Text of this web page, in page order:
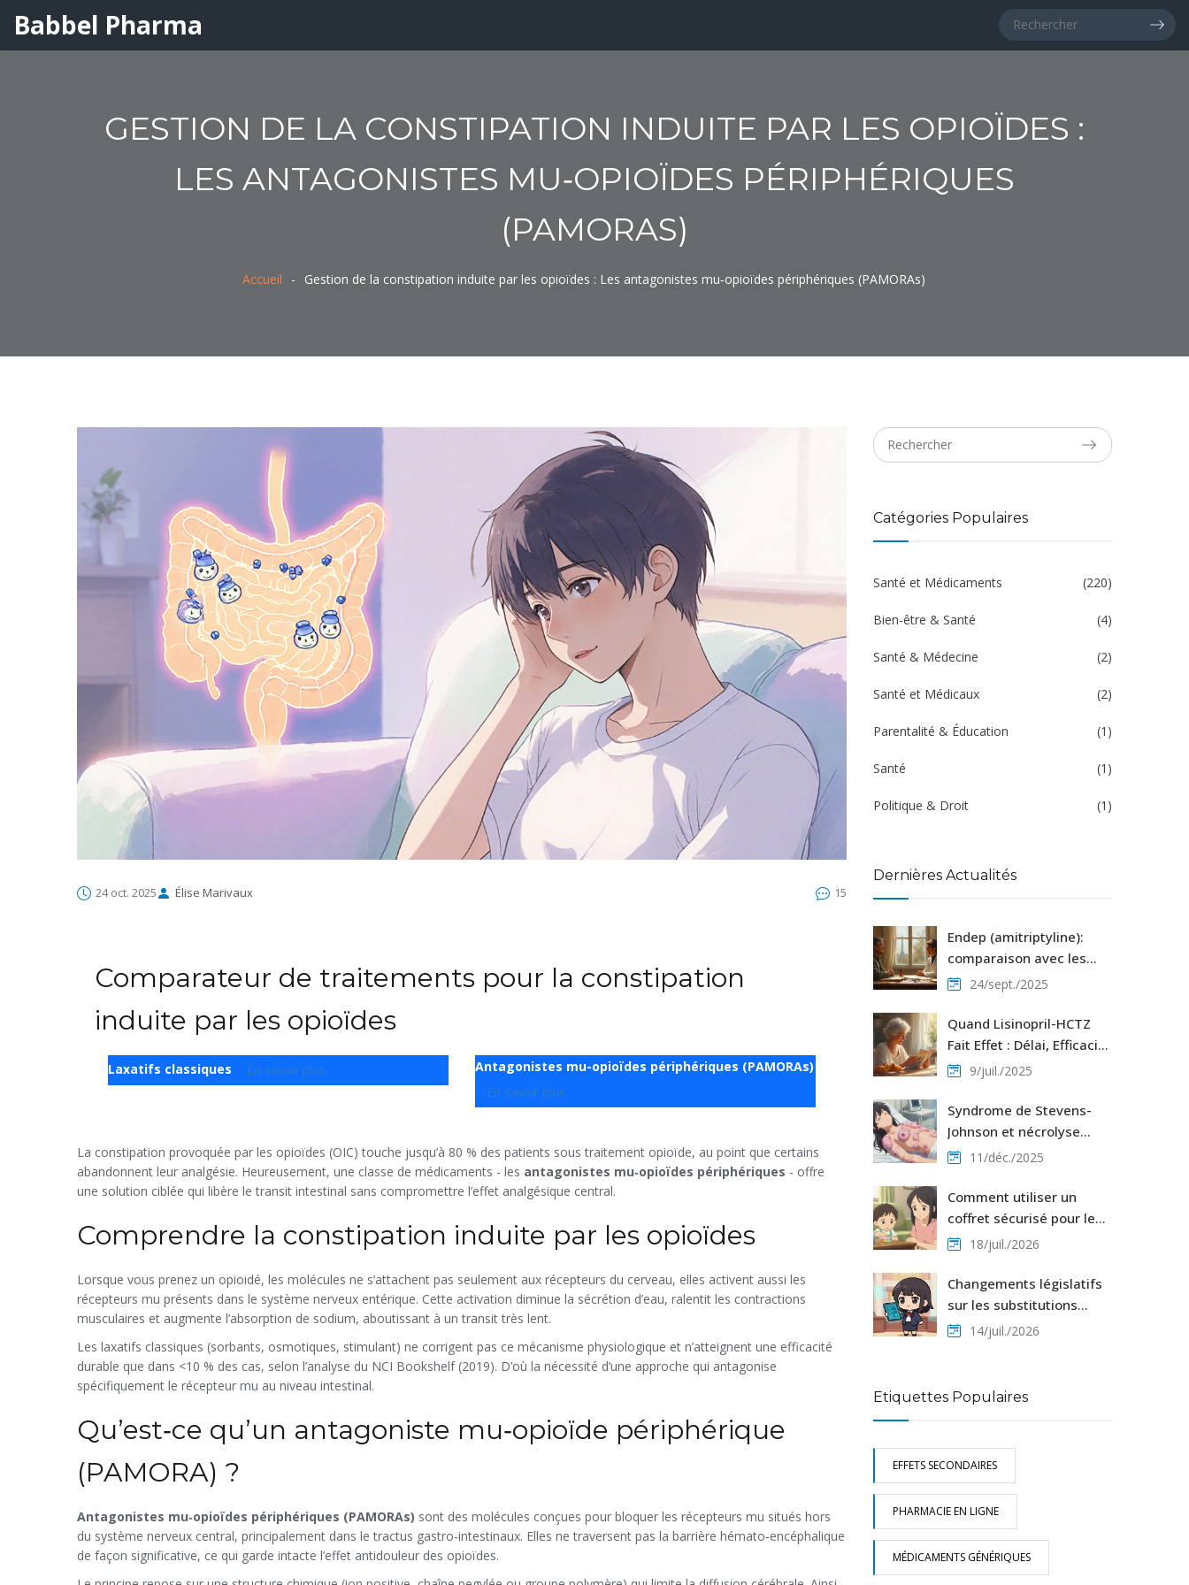
Babbel Pharma
GESTION DE LA CONSTIPATION INDUITE PAR LES OPIOÏDES :
LES ANTAGONISTES MU‑OPIOÏDES PÉRIPHÉRIQUES
(PAMORAS)
Accueil Gestion de la constipation induite par les opioïdes : Les antagonistes mu‑opioïdes périphériques (PAMORAs)
24 oct. 2025 Élise Marivaux 15
Comparateur de traitements pour la constipation
induite par les opioïdes
Laxatifs classiques En savoir plus
Antagonistes mu-opioïdes périphériques (PAMORAs)
En savoir plus
La constipation provoquée par les opioïdes (OIC) touche jusqu’à 80 % des patients sous traitement opioïde, au point que certains
abandonnent leur analgésie. Heureusement, une classe de médicaments - les antagonistes mu‑opioïdes périphériques - offre
une solution ciblée qui libère le transit intestinal sans compromettre l’effet analgésique central.
Comprendre la constipation induite par les opioïdes
Lorsque vous prenez un opioidé, les molécules ne s’attachent pas seulement aux récepteurs du cerveau, elles activent aussi les
récepteurs mu présents dans le système nerveux entérique. Cette activation diminue la sécrétion d’eau, ralentit les contractions
musculaires et augmente l’absorption de sodium, aboutissant à un transit très lent.
Les laxatifs classiques (sorbants, osmotiques, stimulant) ne corrigent pas ce mécanisme physiologique et n’atteignent une efficacité
durable que dans <10 % des cas, selon l’analyse du NCI Bookshelf (2019). D’où la nécessité d’une approche qui antagonise
spécifiquement le récepteur mu au niveau intestinal.
Qu’est‑ce qu’un antagoniste mu‑opioïde périphérique
(PAMORA) ?
Antagonistes mu‑opioïdes périphériques (PAMORAs) sont des molécules conçues pour bloquer les récepteurs mu situés hors
du système nerveux central, principalement dans le tractus gastro‑intestinaux. Elles ne traversent pas la barrière hémato‑encéphalique
de façon significative, ce qui garde intacte l’effet antidouleur des opioïdes.
Catégories Populaires
Santé et Médicaments (220)
Bien-être & Santé (4)
Santé & Médecine (2)
Santé et Médicaux (2)
Parentalité & Éducation (1)
Santé (1)
Politique & Droit (1)
Dernières Actualités
Endep (amitriptyline):
comparaison avec les
alternatives
24/sept./2025
Quand Lisinopril-HCTZ
Fait Effet : Délai, Efficacité
et Conseils Pratiques
9/juil./2025
Syndrome de Stevens-
Johnson et nécrolyse
épidermique toxique : ce
11/déc./2025
Comment utiliser un
coffret sécurisé pour les
médicaments à risque à
18/juil./2026
Changements législatifs
sur les substitutions
d'amendements : Mises à
14/juil./2026
Etiquettes Populaires
EFFETS SECONDAIRES
PHARMACIE EN LIGNE
MÉDICAMENTS GÉNÉRIQUES